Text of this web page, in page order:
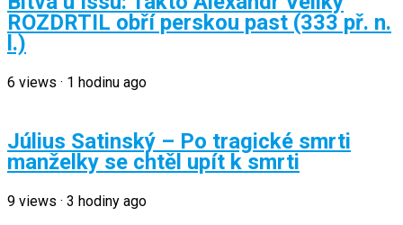
ROZDRTIL obří perskou past (333 př. n.
l.)
6 views · 1 hodinu ago
Július Satinský – Po tragické smrti
manželky se chtěl upít k smrti
9 views · 3 hodiny ago